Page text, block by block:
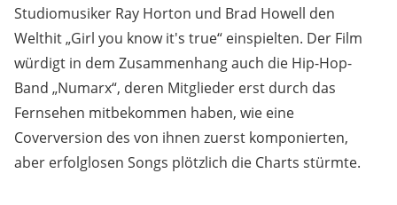
Studiomusiker Ray Horton und Brad Howell den
Welthit „Girl you know it's true“ einspielten. Der Film
würdigt in dem Zusammenhang auch die Hip-Hop-
Band „Numarx“, deren Mitglieder erst durch das
Fernsehen mitbekommen haben, wie eine
Coverversion des von ihnen zuerst komponierten,
aber erfolglosen Songs plötzlich die Charts stürmte.